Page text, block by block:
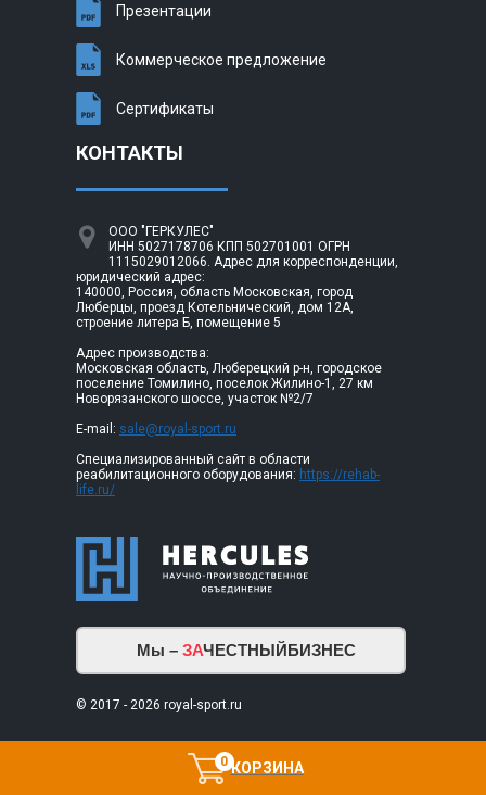
0КОРЗИНА
Презентации
Коммерческое предложение
Сертификаты
КОНТАКТЫ
ООО "ГЕРКУЛЕС"
ИНН 5027178706 КПП 502701001 ОГРН
1115029012066. Адрес для корреспонденции,
юридический адрес:
140000, Россия, область Московская, город
Люберцы, проезд Котельнический, дом 12А,
строение литера Б, помещение 5
Адрес производства:
Московская область, Люберецкий р-н, городское
поселение Томилино, поселок Жилино-1, 27 км
Новорязанского шоссе, участок №2/7
E-mail: sale@royal-sport.ru
Специализированный сайт в области
реабилитационного оборудования: https://rehab-
life.ru/
Мы – ЗАЧЕСТНЫЙБИЗНЕС
© 2017 - 2026 royal-sport.ru